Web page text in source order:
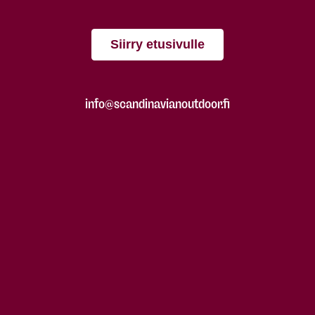
Siirry etusivulle
info@scandinavianoutdoor.fi